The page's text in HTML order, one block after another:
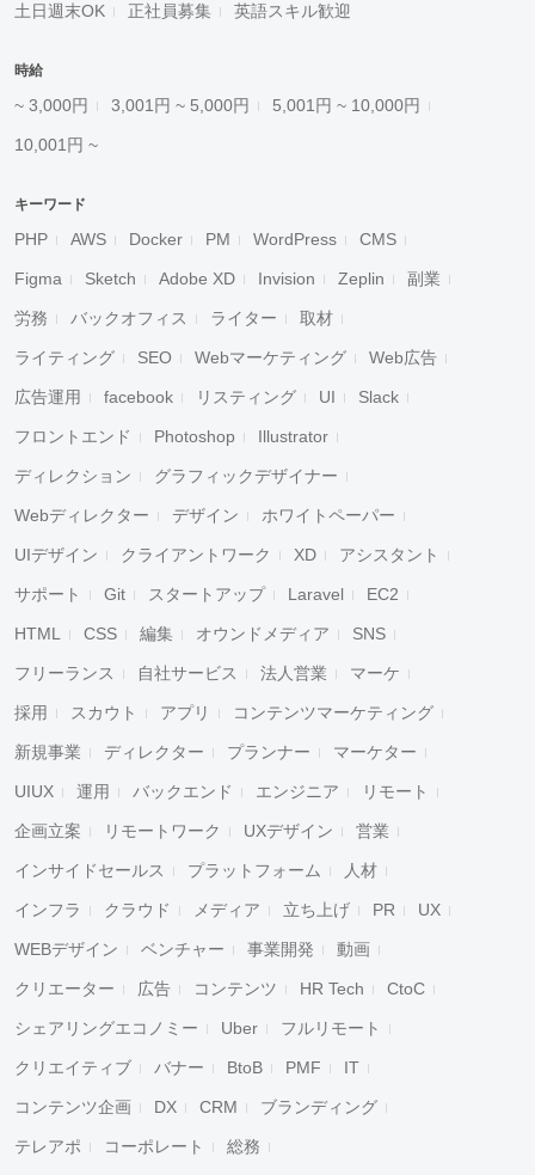
土日週末OK 正社員募集 英語スキル歓迎
時給
~ 3,000円 3,001円 ~ 5,000円 5,001円 ~ 10,000円
10,001円 ~
キーワード
PHP AWS Docker PM WordPress CMS
Figma Sketch Adobe XD Invision Zeplin 副業
労務 バックオフィス ライター 取材
ライティング SEO Webマーケティング Web広告
広告運用 facebook リスティング UI Slack
フロントエンド Photoshop Illustrator
ディレクション グラフィックデザイナー
Webディレクター デザイン ホワイトペーパー
UIデザイン クライアントワーク XD アシスタント
サポート Git スタートアップ Laravel EC2
HTML CSS 編集 オウンドメディア SNS
フリーランス 自社サービス 法人営業 マーケ
採用 スカウト アプリ コンテンツマーケティング
新規事業 ディレクター プランナー マーケター
UIUX 運用 バックエンド エンジニア リモート
企画立案 リモートワーク UXデザイン 営業
インサイドセールス プラットフォーム 人材
インフラ クラウド メディア 立ち上げ PR UX
WEBデザイン ベンチャー 事業開発 動画
クリエーター 広告 コンテンツ HR Tech CtoC
シェアリングエコノミー Uber フルリモート
クリエイティブ バナー BtoB PMF IT
コンテンツ企画 DX CRM ブランディング
テレアポ コーポレート 総務